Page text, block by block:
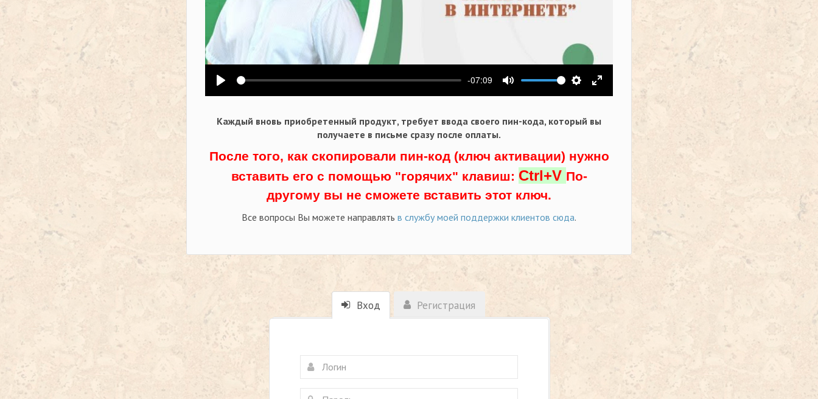
Воспроизвести
-07:09
Выключить звукНастройки
На весь экран
Каждый вновь приобретенный продукт, требует ввода своего пин-кода, который вы
получаете в письме сразу после оплаты.
После того, как скопировали пин-код (ключ активации) нужно
вставить его с помощью "горячих" клавиш: Ctrl+V По-
другому вы не сможете вставить этот ключ.
Все вопросы Вы можете направлять в службу моей поддержки клиентов сюда.
Вход Регистрация